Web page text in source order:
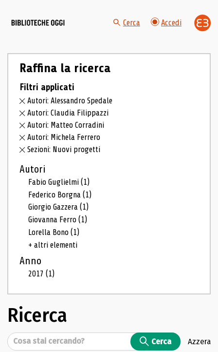
Cerca Accedi
Raffina la ricerca
Filtri applicati
Autori: Alessandro Spedale
Autori: Claudia Filippazzi
Autori: Matteo Corradini
Autori: Michela Ferrero
Sezioni: Nuovi progetti
Autori
Fabio Guglielmi(1)
Federico Borgna(1)
Giorgio Gazzera(1)
Giovanna Ferro(1)
Lorella Bono(1)
+ altri elementi
Anno
2017(1)
Ricerca
Cerca Cerca Azzera